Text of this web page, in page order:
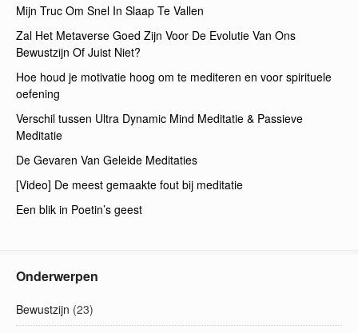
Mijn Truc Om Snel In Slaap Te Vallen
Zal Het Metaverse Goed Zijn Voor De Evolutie Van Ons
Bewustzijn Of Juist Niet?
Hoe houd je motivatie hoog om te mediteren en voor spirituele
oefening
Verschil tussen Ultra Dynamic Mind Meditatie & Passieve
Meditatie
De Gevaren Van Geleide Meditaties
[Video] De meest gemaakte fout bij meditatie
Een blik in Poetin’s geest
Onderwerpen
Bewustzijn (23)